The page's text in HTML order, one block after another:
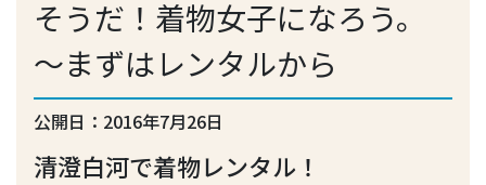
そうだ！着物女子になろう。
～まずはレンタルから
公開日：2016年7月26日
清澄白河で着物レンタル！